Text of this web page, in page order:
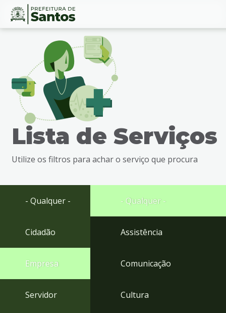
Ir
busca
Ir
Conteúdo
Lista de Serviços
Utilize os filtros para achar o serviço que procura
- Qualquer -
Cidadão
Empresa
Servidor
- Qualquer -
Assistência
Comunicação
Cultura